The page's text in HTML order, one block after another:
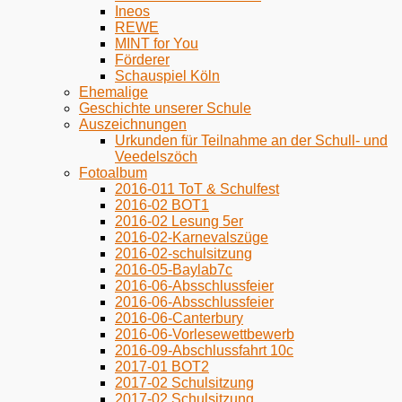
Ineos
REWE
MINT for You
Förderer
Schauspiel Köln
Ehemalige
Geschichte unserer Schule
Auszeichnungen
Urkunden für Teilnahme an der Schull- und
Veedelszöch
Fotoalbum
2016-011 ToT & Schulfest
2016-02 BOT1
2016-02 Lesung 5er
2016-02-Karnevalszüge
2016-02-schulsitzung
2016-05-Baylab7c
2016-06-Absschlussfeier
2016-06-Absschlussfeier
2016-06-Canterbury
2016-06-Vorlesewettbewerb
2016-09-Abschlussfahrt 10c
2017-01 BOT2
2017-02 Schulsitzung
2017-02 Schulsitzung